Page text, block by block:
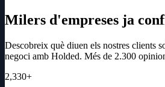
Milers d'empreses ja
Descobreix què diuen els nostres clients
negoci amb Holded. Més de 2.300
2,330+